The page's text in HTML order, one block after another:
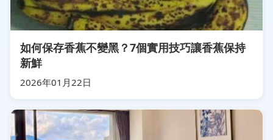
如何保存香蕉不變黑？7個實用技巧讓香蕉保持
新鮮
2026年01月22日